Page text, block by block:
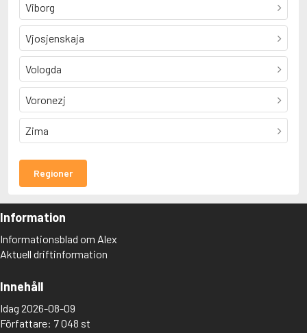
Viborg
Vjosjenskaja
Vologda
Voronezj
Zima
Regioner
Information
Informationsblad om Alex
Aktuell driftinformation
Innehåll
Idag 2026-08-09
Författare: 7 048 st